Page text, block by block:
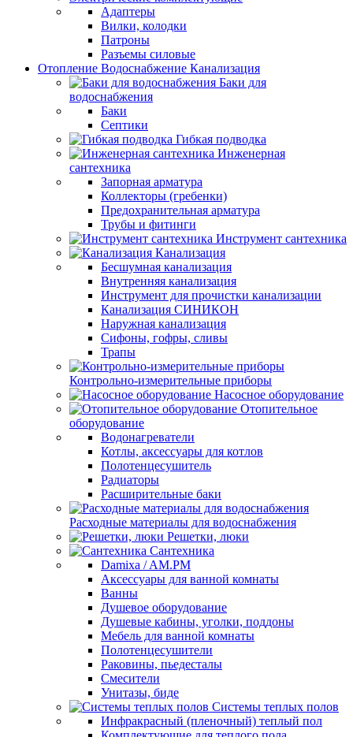
Адаптеры
Вилки, колодки
Патроны
Разъемы силовые
Отопление Водоснабжение Канализация
Баки для
водоснабжения
Баки
Септики
Гибкая подводка
Инженерная
сантехника
Запорная арматура
Коллекторы (гребенки)
Предохранительная арматура
Трубы и фитинги
Инструмент сантехника
Канализация
Бесшумная канализация
Внутренняя канализация
Инструмент для прочистки канализации
Канализация СИНИКОН
Наружная канализация
Сифоны, гофры, сливы
Трапы
Контрольно-измерительные приборы
Насосное оборудование
Отопительное
оборудование
Водонагреватели
Котлы, аксессуары для котлов
Полотенцесушитель
Радиаторы
Расширительные баки
Расходные материалы для водоснабжения
Решетки, люки
Сантехника
Damixa / AM.PM
Аксессуары для ванной комнаты
Ванны
Душевое оборудование
Душевые кабины, уголки, поддоны
Мебель для ванной комнаты
Полотенцесушители
Раковины, пьедесталы
Смесители
Унитазы, биде
Системы теплых полов
Инфракрасный (пленочный) теплый пол